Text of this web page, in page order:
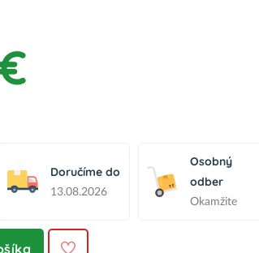
Doručíme do
13.08.2026
Osobný
odber
Okamžite